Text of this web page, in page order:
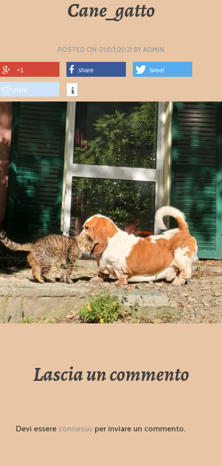
Cane_gatto
POSTED ON 01/03/2021 BYADMIN
+1 share tweet
share
Lascia un commento
Devi essere connesso per inviare un commento.